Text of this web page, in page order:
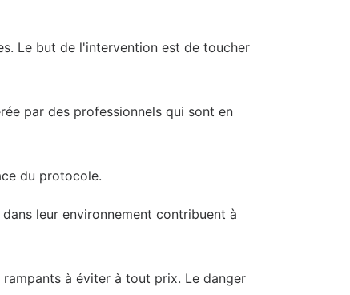
Le but de l'intervention est de toucher
par des professionnels qui sont en
du protocole.
leur environnement contribuent à
à éviter à tout prix. Le danger